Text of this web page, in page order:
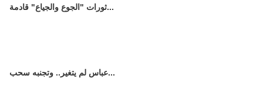
ثورات "الجوع والجياع" قادمة...
عباس لم يتغير.. وتجنبه سحب...